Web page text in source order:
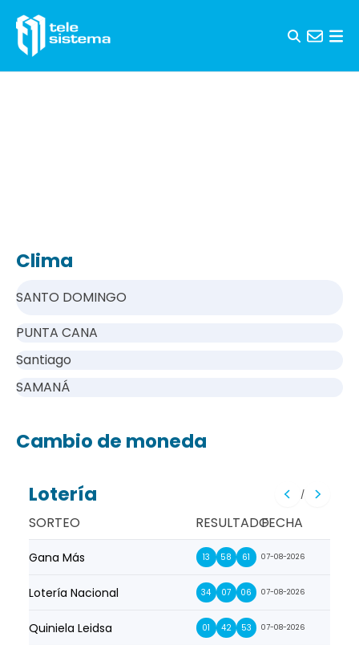
Clima
SANTO DOMINGO
PUNTA CANA
Santiago
SAMANÁ
Cambio de moneda
Lotería /
SORTEO RESULTADOFECHA
Gana Más 13 58 61 07-08-2026
Lotería Nacional 34 07 06 07-08-2026
Quiniela Leidsa 01 42 53 07-08-2026